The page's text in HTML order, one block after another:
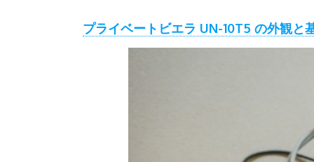
プライベートビエラ UN-10T5 の外観と